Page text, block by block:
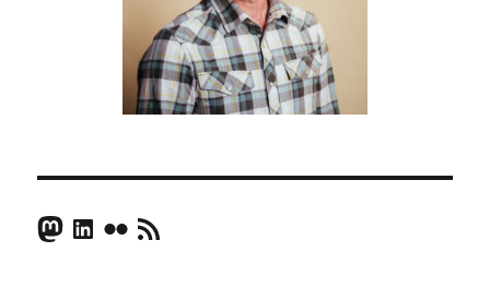
Mastodon
LinkedIn
FlickrRSS Feed